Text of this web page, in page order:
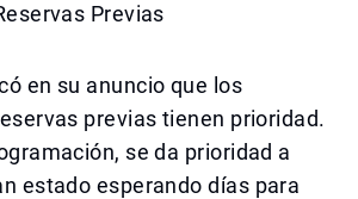
Previas
en su anuncio que los
previas tienen prioridad.
se da prioridad a
estado esperando días para